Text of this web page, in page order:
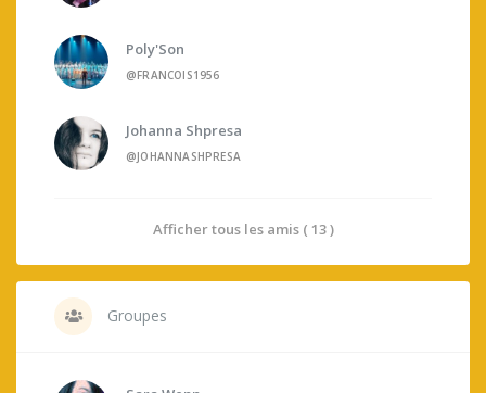
Poly'Son
@FRANCOIS1956
Johanna Shpresa
@JOHANNASHPRESA
Afficher tous les amis ( 13 )
Groupes